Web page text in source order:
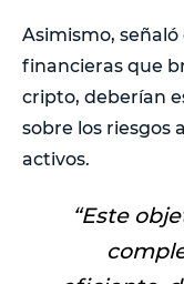
Asimismo,
financieras que
cripto, deberían
sobre los riesgos
activos.
“Este